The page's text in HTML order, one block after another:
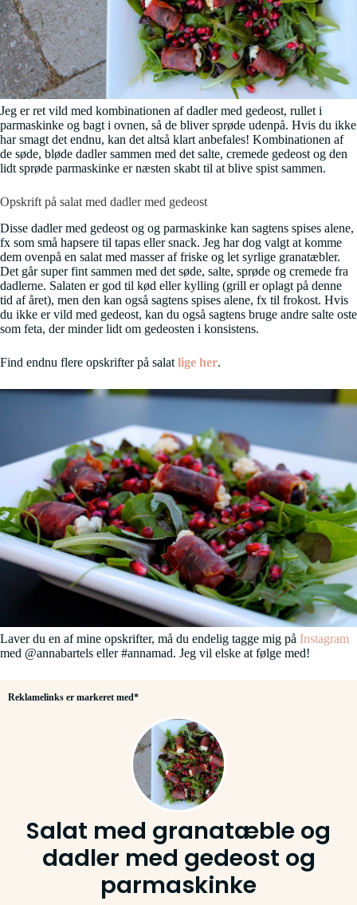
Jeg er ret vild med kombinationen af dadler med gedeost, rullet i
parmaskinke og bagt i ovnen, så de bliver sprøde udenpå. Hvis du ikke
har smagt det endnu, kan det altså klart anbefales! Kombinationen af
de søde, bløde dadler sammen med det salte, cremede gedeost og den
lidt sprøde parmaskinke er næsten skabt til at blive spist sammen.
Opskrift på salat med dadler med gedeost
Disse dadler med gedeost og og parmaskinke kan sagtens spises alene,
fx som små hapsere til tapas eller snack. Jeg har dog valgt at komme
dem ovenpå en salat med masser af friske og let syrlige granatæbler.
Det går super fint sammen med det søde, salte, sprøde og cremede fra
dadlerne. Salaten er god til kød eller kylling (grill er oplagt på denne
tid af året), men den kan også sagtens spises alene, fx til frokost. Hvis
du ikke er vild med gedeost, kan du også sagtens bruge andre salte oste
som feta, der minder lidt om gedeosten i konsistens.
Find endnu flere opskrifter på salat lige her.
Laver du en af mine opskrifter, må du endelig tagge mig på Instagram
med @annabartels eller #annamad. Jeg vil elske at følge med!
Reklamelinks er markeret med*
Salat med granatæble og
dadler med gedeost og
parmaskinke